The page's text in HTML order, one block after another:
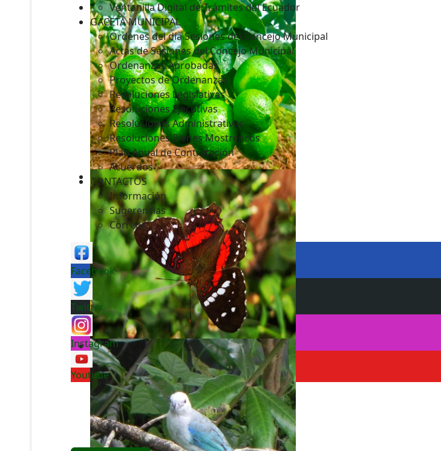
Ventanilla Digital de Trámites del Ecuador
GACETA MUNICIPAL
Ordenes del día Sesiones del Concejo Municipal
Actas de Sesiones del Concejo Municipal
Ordenanzas Aprobadas
Proyectos de Ordenanzas
Resoluciones Legislativas
Resoluciones Ejecutivas
Resoluciones Administrativas
Resoluciones Bienes Mostrencos
Plan Anual de Contratación
Acuerdos
CONTACTOS
Información
Sugerencias
Correos
Facebook
Twitter
Instagram
Youtube